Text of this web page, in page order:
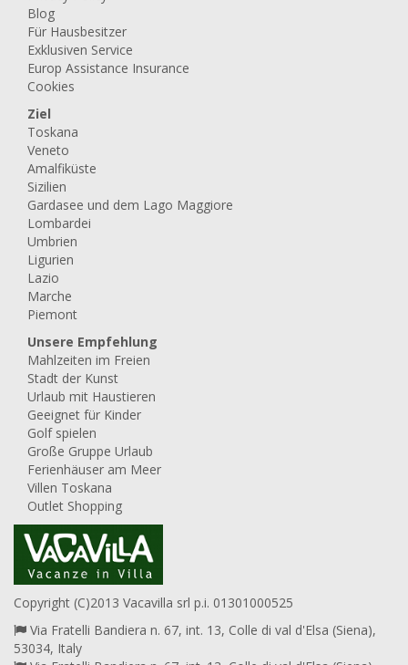
Blog
Für Hausbesitzer
Exklusiven Service
Europ Assistance Insurance
Cookies
Ziel
Toskana
Veneto
Amalfiküste
Sizilien
Gardasee und dem Lago Maggiore
Lombardei
Umbrien
Ligurien
Lazio
Marche
Piemont
Unsere Empfehlung
Mahlzeiten im Freien
Stadt der Kunst
Urlaub mit Haustieren
Geeignet für Kinder
Golf spielen
Große Gruppe Urlaub
Ferienhäuser am Meer
Villen Toskana
Outlet Shopping
Copyright (C)2013 Vacavilla srl p.i. 01301000525
Via Fratelli Bandiera n. 67, int. 13, Colle di val d'Elsa (Siena),
53034, Italy